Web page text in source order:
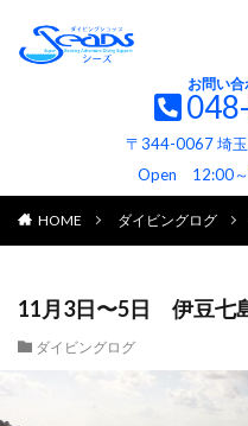
お問い
〒344-0067 埼
Open 12:00
HOME ダイビングログ
11月3日〜5日 伊豆七
ダイビングログ